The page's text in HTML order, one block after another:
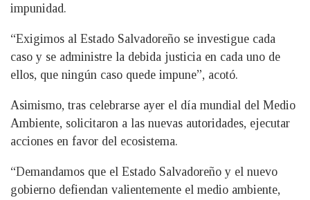
impunidad.
“Exigimos al Estado Salvadoreño se investigue cada
caso y se administre la debida justicia en cada uno de
ellos, que ningún caso quede impune”, acotó.
Asimismo, tras celebrarse ayer el día mundial del Medio
Ambiente, solicitaron a las nuevas autoridades, ejecutar
acciones en favor del ecosistema.
“Demandamos que el Estado Salvadoreño y el nuevo
gobierno defiendan valientemente el medio ambiente,